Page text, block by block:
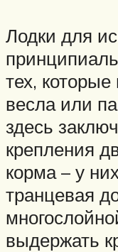
Лодки для
тех,
весла или
здесь
крепления
корма – у
транцевая
выдержать